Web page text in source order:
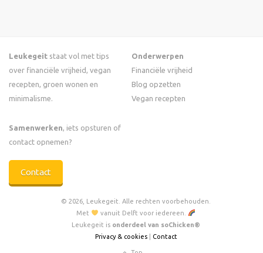
Leukegeit staat vol met tips
over financiële vrijheid, vegan
recepten, groen wonen en
minimalisme.
Samenwerken, iets opsturen of
contact opnemen?
Contact
Onderwerpen
Financiële vrijheid
Blog opzetten
Vegan recepten
© 2026, Leukegeit. Alle rechten voorbehouden.
Met
vanuit Delft voor iedereen.
Leukegeit is onderdeel van soChicken®
Privacy & cookies| Contact